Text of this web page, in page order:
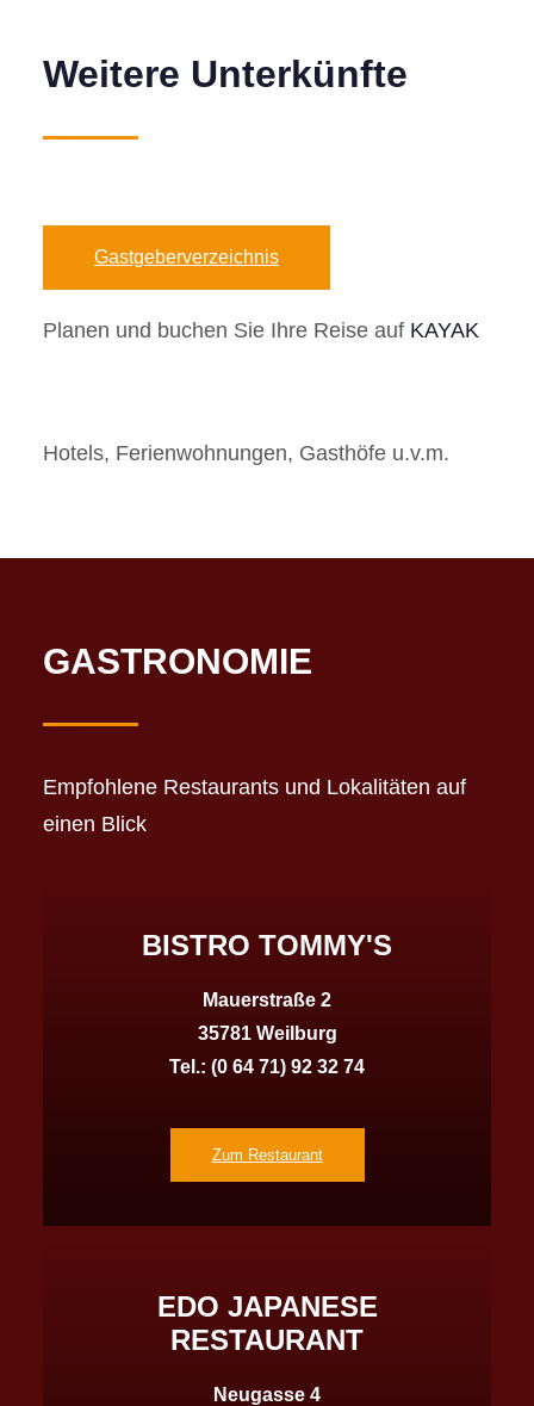
Weitere Unterkünfte
Gastgeberverzeichnis
Planen und buchen Sie Ihre Reise auf KAYAK
Hotels, Ferienwohnungen, Gasthöfe u.v.m.
GASTRONOMIE
Empfohlene Restaurants und Lokalitäten auf
einen Blick
BISTRO TOMMY'S
Mauerstraße 2
35781 Weilburg
Tel.: (0 64 71) 92 32 74
Zum Restaurant
EDO JAPANESE
RESTAURANT
Neugasse 4